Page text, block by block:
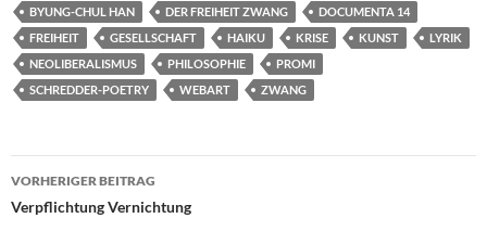
BYUNG-CHUL HAN DER FREIHEIT ZWANG
DOCUMENTA 14
FREIHEIT
GESELLSCHAFT HAIKU KRISE KUNST
LYRIK
NEOLIBERALISMUS
PHILOSOPHIE
PROMI
SCHREDDER-POETRY
WEBART ZWANG
Beitragsnavigation
VORHERIGER BEITRAG
Verpflichtung Vernichtung